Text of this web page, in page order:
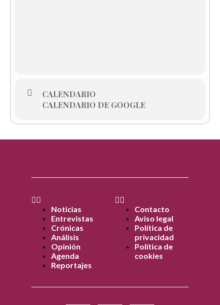
CALENDARIO
CALENDARIO DE GOOGLE
Noticias
Entrevistas
Crónicas
Análisis
Opinión
Agenda
Reportajes
Contacto
Aviso legal
Política de
privacidad
Política de
cookies